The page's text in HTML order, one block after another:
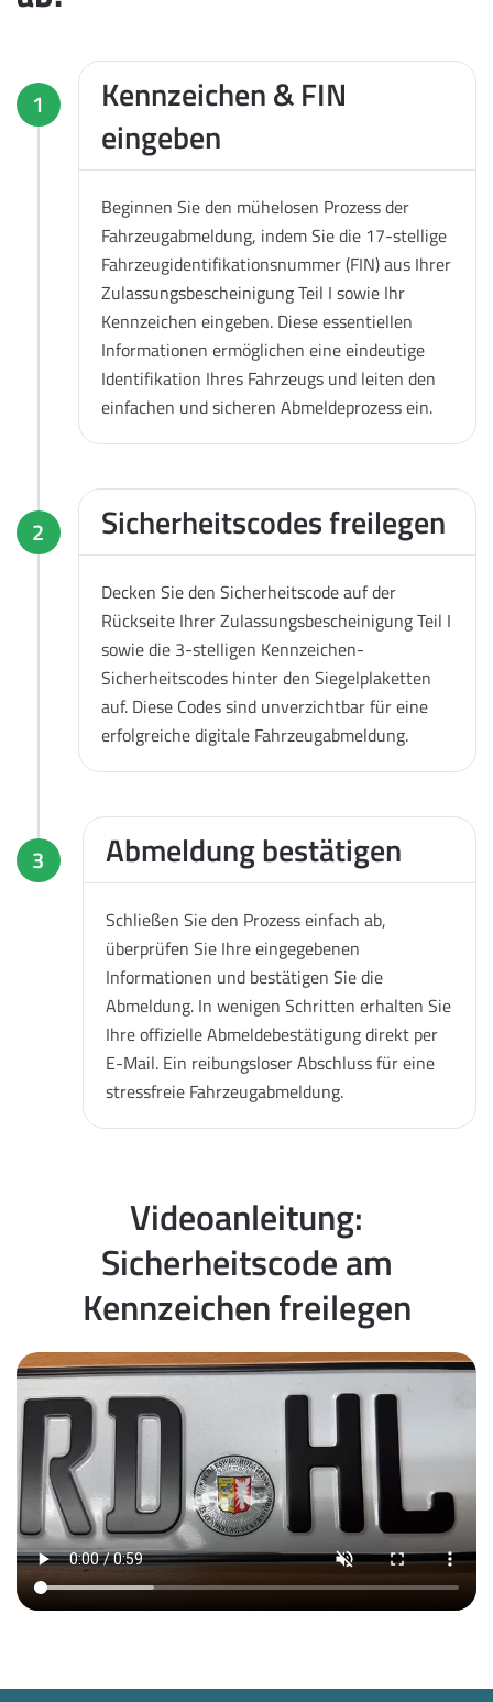
1
Kennzeichen & FIN
eingeben
Beginnen Sie den mühelosen Prozess der
Fahrzeugabmeldung, indem Sie die 17-stellige
Fahrzeugidentifikationsnummer (FIN) aus Ihrer
Zulassungsbescheinigung Teil I sowie Ihr
Kennzeichen eingeben. Diese essentiellen
Informationen ermöglichen eine eindeutige
Identifikation Ihres Fahrzeugs und leiten den
einfachen und sicheren Abmeldeprozess ein.
2 Sicherheitscodes freilegen
Decken Sie den Sicherheitscode auf der
Rückseite Ihrer Zulassungsbescheinigung Teil I
sowie die 3-stelligen Kennzeichen-
Sicherheitscodes hinter den Siegelplaketten
auf. Diese Codes sind unverzichtbar für eine
erfolgreiche digitale Fahrzeugabmeldung.
3 Abmeldung bestätigen
Schließen Sie den Prozess einfach ab,
überprüfen Sie Ihre eingegebenen
Informationen und bestätigen Sie die
Abmeldung. In wenigen Schritten erhalten Sie
Ihre offizielle Abmeldebestätigung direkt per
E-Mail. Ein reibungsloser Abschluss für eine
stressfreie Fahrzeugabmeldung.
Videoanleitung:
Sicherheitscode am
Kennzeichen freilegen